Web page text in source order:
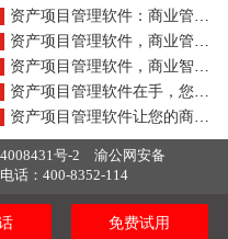
资产项目管理软件：商业管理的‘黑科技’，让您的事业‘如虎添翼’！
资产项目管理软件，商业管理的‘瑞士军刀’，应对各种挑战游刃有余！
资产项目管理软件，商业智慧的‘加速器’，让您的事业‘更上一层楼’！
资产项目管理软件在手，您的商业版图从此‘井井有条’！
资产项目管理软件让您的商业帝国‘资产’无忧，项目无忧！
号-2
渝公网安备
话：400-8352-114
免费试用